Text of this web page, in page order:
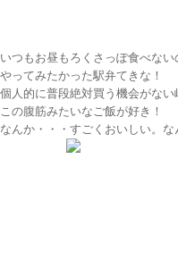
いつもお昼もろくさっぽ食べない
やってみたかった駅弁てきな！
個人的に普段絶対買う機会がない
この腹筋みたいなご飯が好き！
なんか・・・すごくおいしい。な